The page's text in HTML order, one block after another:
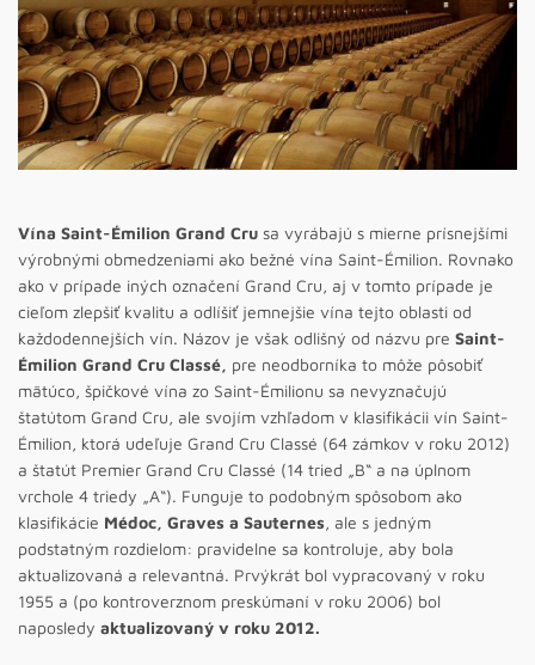
Vína Saint-Émilion Grand Cru sa vyrábajú s mierne prísnejšími
výrobnými obmedzeniami ako bežné vína Saint-Émilion. Rovnako
ako v prípade iných označení Grand Cru, aj v tomto prípade je
cieľom zlepšiť kvalitu a odlíšiť jemnejšie vína tejto oblasti od
každodennejších vín. Názov je však odlišný od názvu pre Saint-
Émilion Grand Cru Classé, pre neodborníka to môže pôsobiť
mätúco, špičkové vína zo Saint-Émilionu sa nevyznačujú
štatútom Grand Cru, ale svojím vzhľadom v klasifikácii vín Saint-
Émilion, ktorá udeľuje Grand Cru Classé (64 zámkov v roku 2012)
a štatút Premier Grand Cru Classé (14 tried „B“ a na úplnom
vrchole 4 triedy „A“). Funguje to podobným spôsobom ako
klasifikácie Médoc, Graves a Sauternes, ale s jedným
podstatným rozdielom: pravidelne sa kontroluje, aby bola
aktualizovaná a relevantná. Prvýkrát bol vypracovaný v roku
1955 a (po kontroverznom preskúmaní v roku 2006) bol
naposledy aktualizovaný v roku 2012.